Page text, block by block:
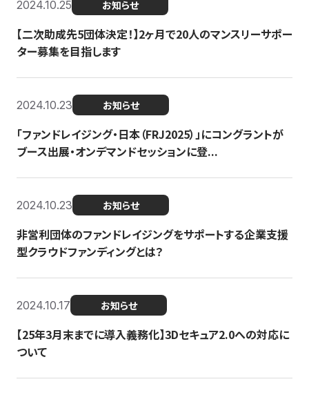
2024.10.25 お知らせ
【二次助成先5団体決定！】2ヶ月で20人のマンスリーサポー
ター募集を目指します
2024.10.23 お知らせ
「ファンドレイジング・日本（FRJ2025）」にコングラントが
ブース出展・オンデマンドセッションに登...
2024.10.23 お知らせ
非営利団体のファンドレイジングをサポートする企業支援
型クラウドファンディングとは？
2024.10.17 お知らせ
【25年3月末までに導入義務化】3Dセキュア2.0への対応に
ついて